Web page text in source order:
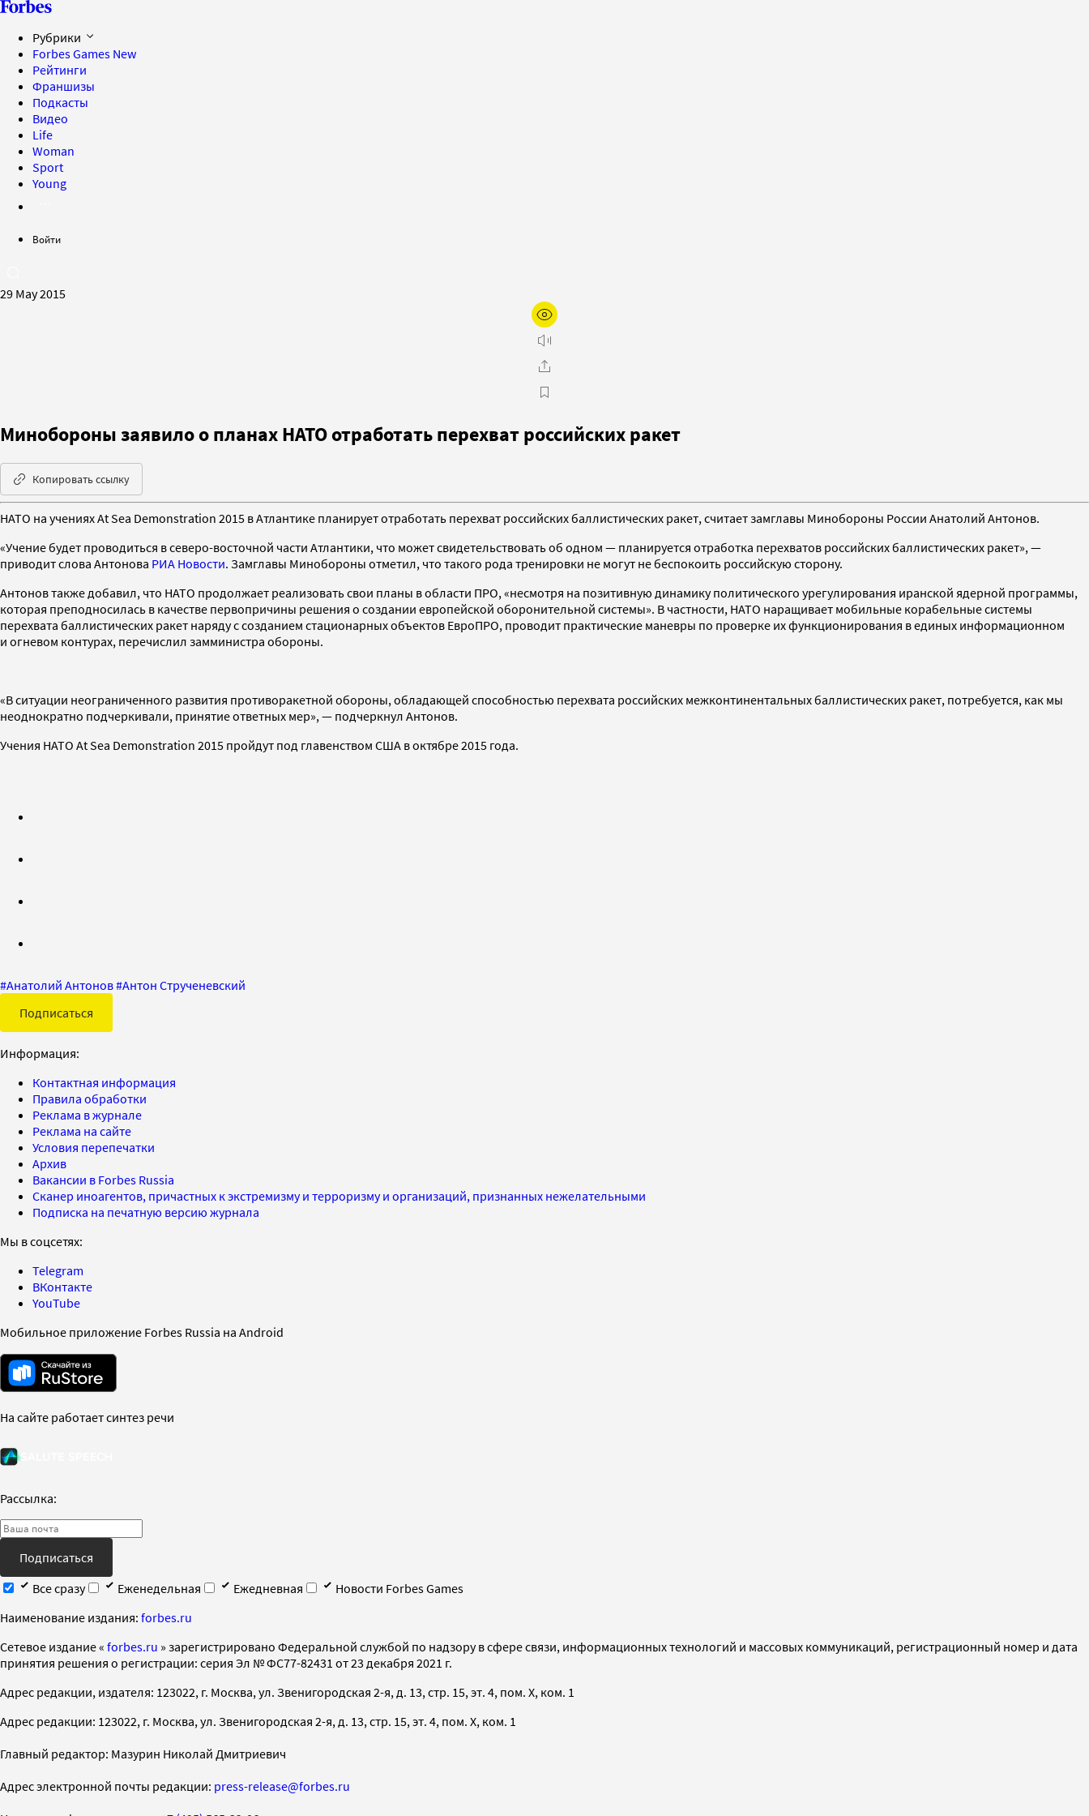
Рубрики
Forbes Games New
Рейтинги
Франшизы
Подкасты
Видео
Life
Woman
Sport
Young
Войти
29 May 2015
Минобороны заявило о планах НАТО отработать перехват российских ракет
Копировать ссылку
НАТО на учениях At Sea Demonstration 2015 в Атлантике планирует отработать перехват российских баллистических ракет, считает замглавы Минобороны России Анатолий Антонов.
«Учение будет проводиться в северо-восточной части Атлантики, что может свидетельствовать об одном — планируется отработка перехватов российских баллистических ракет», —
приводит слова Антонова РИА Новости. Замглавы Минобороны отметил, что такого рода тренировки не могут не беспокоить российскую сторону.
Антонов также добавил, что НАТО продолжает реализовать свои планы в области ПРО, «несмотря на позитивную динамику политического урегулирования иранской ядерной программы,
которая преподносилась в качестве первопричины решения о создании европейской оборонительной системы». В частности, НАТО наращивает мобильные корабельные системы
перехвата баллистических ракет наряду с созданием стационарных объектов ЕвроПРО, проводит практические маневры по проверке их функционирования в единых информационном
и огневом контурах, перечислил замминистра обороны.
«В ситуации неограниченного развития противоракетной обороны, обладающей способностью перехвата российских межконтинентальных баллистических ракет, потребуется, как мы
неоднократно подчеркивали, принятие ответных мер», — подчеркнул Антонов.
Учения НАТО At Sea Demonstration 2015 пройдут под главенством США в октябре 2015 года.
#Анатолий Антонов#Антон Струченевский
Подписаться
Информация:
Контактная информация
Правила обработки
Реклама в журнале
Реклама на сайте
Условия перепечатки
Архив
Вакансии в Forbes Russia
Сканер иноагентов, причастных к экстремизму и терроризму и организаций, признанных нежелательными
Подписка на печатную версию журнала
Мы в соцсетях:
Telegram
ВКонтакте
YouTube
Мобильное приложение Forbes Russia на Android
На сайте работает синтез речи
Рассылка:
Подписаться
Все сразу
Еженедельная Ежедневная
Новости Forbes Games
Наименование издания: forbes.ru
Cетевое издание « forbes.ru » зарегистрировано Федеральной службой по надзору в сфере связи, информационных технологий и массовых коммуникаций, регистрационный номер и дата
принятия решения о регистрации: серия Эл № ФС77-82431 от 23 декабря 2021 г.
Адрес редакции, издателя: 123022, г. Москва, ул. Звенигородская 2-я, д. 13, стр. 15, эт. 4, пом. X, ком. 1
Адрес редакции: 123022, г. Москва, ул. Звенигородская 2-я, д. 13, стр. 15, эт. 4, пом. X, ком. 1
Главный редактор: Мазурин Николай Дмитриевич
Адрес электронной почты редакции: press-release@forbes.ru